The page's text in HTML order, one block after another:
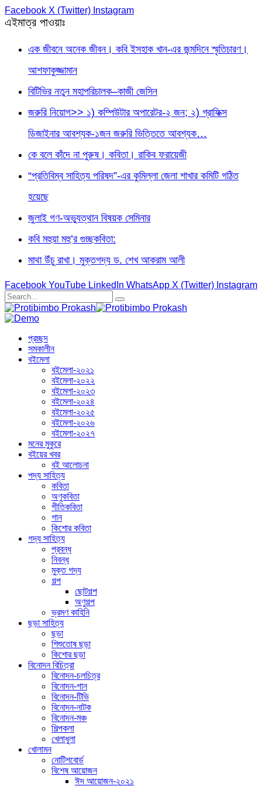
Facebook X (Twitter) Instagram
এইমাত্র পাওয়াঃ
এক জীবনে অনেক জীবন। কবি ইসহাক খান-এর জন্মদিনে স্মৃতিচারণ।
আশফাকুজ্জামান
বিটিভির নতুন মহাপরিচালক–কাজী জেসিন
জরুরি নিয়োগ>> ১) কম্পিউটার অপারেটর-২ জন; ২) গ্রাফিক্স
ডিজাইনার আবশ্যক-১জন জরুরি ভিত্তিতে আবশ্যক…
কে বলে কাঁদে না পুরুষ। কবিতা। রাকিব ফরায়েজী
“প্রতিবিম্ব সাহিত্য পরিষদ”-এর কুমিল্লা জেলা শাখার কমিটি গঠিত
হয়েছে
জুলাই গণ-অভ্যুত্থান বিষয়ক সেমিনার
কবি মহুয়া মহু’র গুচ্ছকবিতা:
মাথা উঁচু রাখা। মুক্তগদ্য ড. শেখ আকরাম আলী
Facebook YouTube LinkedIn WhatsApp X (Twitter) Instagram
প্রচ্ছদ
সমকালীন
বইমেলা
বইমেলা-২০২১
বইমেলা-২০২২
বইমেলা-২০২৩
বইমেলা-২০২৪
বইমেলা-২০২৫
বইমেলা-২০২৬
বইমেলা-২০২৭
মনের মুকুরে
বইয়ের খবর
বই আলোচনা
পদ্য সাহিত্য
কবিতা
অণুকবিতা
গীতিকবিতা
গান
কিশোর কবিতা
গদ্য সাহিত্য
প্রবন্ধ
নিবন্ধ
মুক্ত গদ্য
গল্প
ছোটগল্প
অণুগল্প
ভ্রমণ কাহিনি
ছড়া সাহিত্য
ছড়া
শিশুতোষ ছড়া
কিশোর ছড়া
বিনোদন বিচিত্রা
বিনোদন-চলচিত্র
বিনোদন-গান
বিনোদন-টিভি
বিনোদন-নাটক
বিনোদন-মঞ্চ
শিল্পকলা
খেলাধুলা
খোলামন
নোটিশবোর্ড
বিশেষ আয়োজন
ঈদ আয়োজন-২০২১